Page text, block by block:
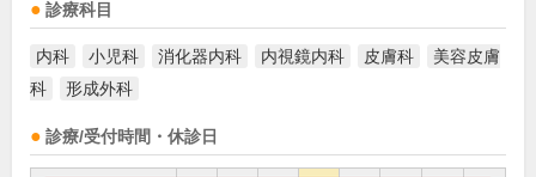
診療科目
内科 小児科 消化器内科 内視鏡内科 皮膚科
美容皮膚
科
形成外科
診療/受付時間・休診日